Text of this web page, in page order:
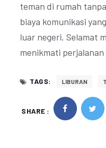
teman di rumah
biaya komunikasi
luar negeri. Selamat
menikmati perjalanan
TAGS: LIBURAN
SHARE :